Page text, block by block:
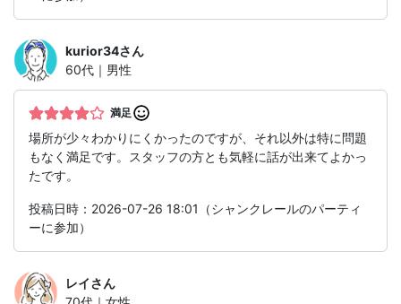
kurior34さん
60代｜男性
満足
場所が少々わかりにくかったのですが、それ以外は特に問題
もなく満足です。スタッフの方とも気軽に話が出来てよかっ
たです。
投稿日時：2026-07-26 18:01（シャンクレールのパーティ
ーに参加）
レイさん